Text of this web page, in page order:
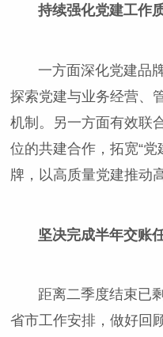
持续强化党建工作
一方面深化党建品牌
探索党建与业务经营、
机制。另一方面有效联
位的共建合作，拓宽“
牌，以高质量党建推动
坚决完成半年交账
距离二季度结束已剩
省市工作安排，做好回